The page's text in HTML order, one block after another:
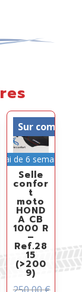
Sur
de 6 semaines
Selle
confor
t
moto
HOND
A CB
1000 R
–
Ref.28
15
(>200
9)